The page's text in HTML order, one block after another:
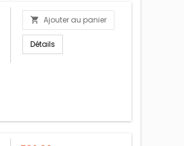
 Ajouter au panier
Détails